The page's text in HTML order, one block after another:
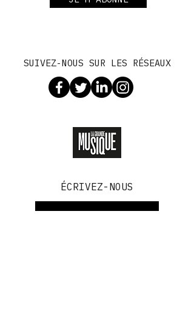
SUIVEZ-NOUS SUR LES RÉSEAUX
ÉCRIVEZ-NOUS
Contactez-nous